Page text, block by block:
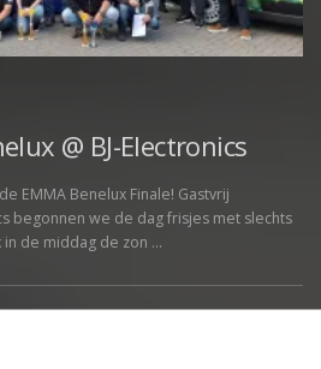
@ BJ-Electronics
EMMA Benelux Finale! Gastvrij
begonnen we de dag frisjes met slechts
in de middag de zon …